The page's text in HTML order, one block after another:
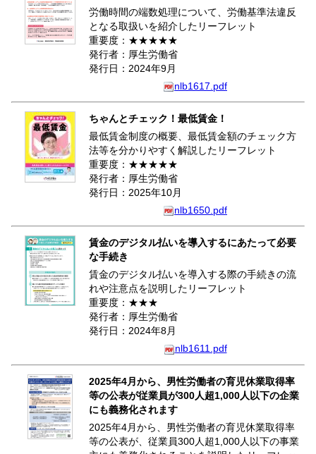
労働時間の端数処理について、労働基準法違反
となる取扱いを紹介したリーフレット
重要度：★★★★★
発行者：厚生労働省
発行日：2024年9月
nlb1617.pdf
ちゃんとチェック！最低賃金！
最低賃金制度の概要、最低賃金額のチェック方
法等を分かりやすく解説したリーフレット
重要度：★★★★★
発行者：厚生労働省
発行日：2025年10月
nlb1650.pdf
賃金のデジタル払いを導入するにあたって必要
な手続き
賃金のデジタル払いを導入する際の手続きの流
れや注意点を説明したリーフレット
重要度：★★★
発行者：厚生労働省
発行日：2024年8月
nlb1611.pdf
2025年4月から、男性労働者の育児休業取得率
等の公表が従業員が300人超1,000人以下の企業
にも義務化されます
2025年4月から、男性労働者の育児休業取得率
等の公表が、従業員300人超1,000人以下の事業